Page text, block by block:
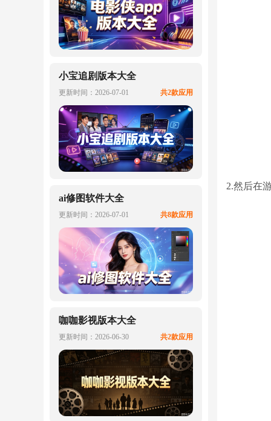
小宝追剧版本大全
更新时间：2026-07-01 共2款应用
ai修图软件大全
更新时间：2026-07-01 共8款应用
咖咖影视版本大全
更新时间：2026-06-30 共2款应用
2.然后在